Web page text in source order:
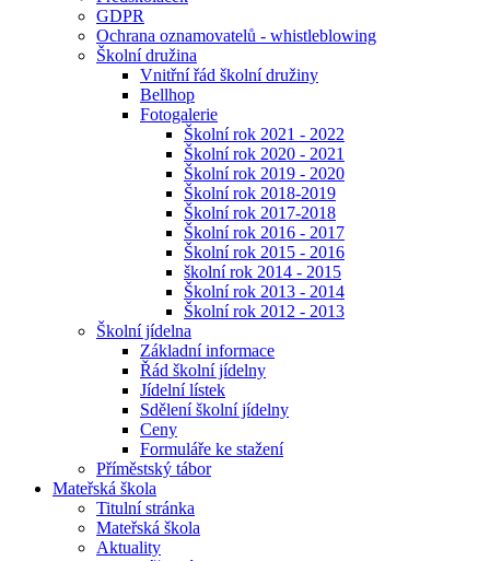
GDPR
Ochrana oznamovatelů - whistleblowing
Školní družina
Vnitřní řád školní družiny
Bellhop
Fotogalerie
Školní rok 2021 - 2022
Školní rok 2020 - 2021
Školní rok 2019 - 2020
Školní rok 2018-2019
Školní rok 2017-2018
Školní rok 2016 - 2017
Školní rok 2015 - 2016
školní rok 2014 - 2015
Školní rok 2013 - 2014
Školní rok 2012 - 2013
Školní jídelna
Základní informace
Řád školní jídelny
Jídelní lístek
Sdělení školní jídelny
Ceny
Formuláře ke stažení
Příměstský tábor
Mateřská škola
Titulní stránka
Mateřská škola
Aktuality